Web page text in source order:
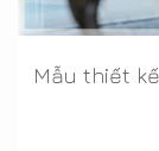
Mẫu thiết